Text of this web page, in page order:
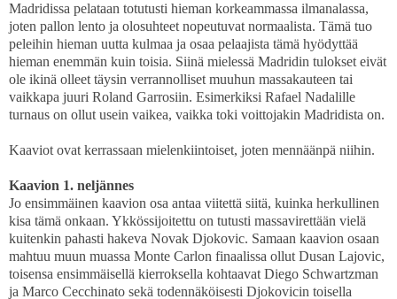
Madridissa pelataan totutusti hieman korkeammassa ilmanalassa,
joten pallon lento ja olosuhteet nopeutuvat normaalista. Tämä tuo
peleihin hieman uutta kulmaa ja osaa pelaajista tämä hyödyttää
hieman enemmän kuin toisia. Siinä mielessä Madridin tulokset eivät
ole ikinä olleet täysin verrannolliset muuhun massakauteen tai
vaikkapa juuri Roland Garrosiin. Esimerkiksi Rafael Nadalille
turnaus on ollut usein vaikea, vaikka toki voittojakin Madridista on.
Kaaviot ovat kerrassaan mielenkiintoiset, joten mennäänpä niihin.
Kaavion 1. neljännes
Jo ensimmäinen kaavion osa antaa viitettä siitä, kuinka herkullinen
kisa tämä onkaan. Ykkössijoitettu on tutusti massavirettään vielä
kuitenkin pahasti hakeva Novak Djokovic. Samaan kaavion osaan
mahtuu muun muassa Monte Carlon finaalissa ollut Dusan Lajovic,
toisensa ensimmäisellä kierroksella kohtaavat Diego Schwartzman
ja Marco Cecchinato sekä todennäköisesti Djokovicin toisella